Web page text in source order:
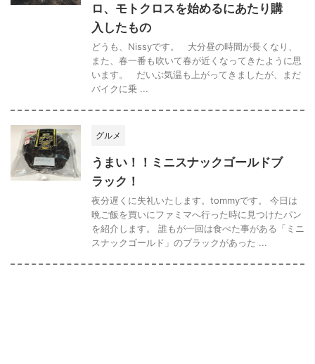
ロ、モトクロスを始めるにあたり購
入したもの
どうも、Nissyです。 大分昼の時間が長くなり、
また、春一番も吹いて春が近くなってきたように思
います。 だいぶ気温も上がってきましたが、まだ
バイクに乗 ...
グルメ
うまい！！ミニスナックゴールドブ
ラック！
夜分遅くに失礼いたします。tommyです。 今日は
晩ご飯を買いにファミマへ行った時に見つけたパン
を紹介します。 誰もが一回は食べた事がある「ミニ
スナックゴールド」のブラックがあった ...